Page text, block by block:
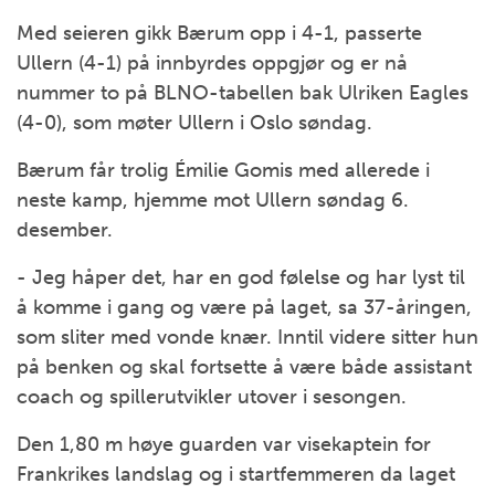
Med seieren gikk Bærum opp i 4-1, passerte
Ullern (4-1) på innbyrdes oppgjør og er nå
nummer to på BLNO-tabellen bak Ulriken Eagles
(4-0), som møter Ullern i Oslo søndag.
Bærum får trolig Émilie Gomis med allerede i
neste kamp, hjemme mot Ullern søndag 6.
desember.
- Jeg håper det, har en god følelse og har lyst til
å komme i gang og være på laget, sa 37-åringen,
som sliter med vonde knær. Inntil videre sitter hun
på benken og skal fortsette å være både assistant
coach og spillerutvikler utover i sesongen.
Den 1,80 m høye guarden var visekaptein for
Frankrikes landslag og i startfemmeren da laget